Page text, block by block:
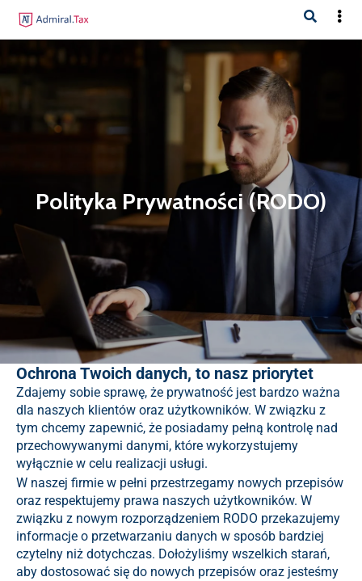
Polityka Prywatności (RODO)
Ochrona Twoich danych, to nasz priorytet
Zdajemy sobie sprawę, że prywatność jest bardzo ważna
dla naszych klientów oraz użytkowników. W związku z
tym chcemy zapewnić, że posiadamy pełną kontrolę nad
przechowywanymi danymi, które wykorzystujemy
wyłącznie w celu realizacji usługi.
W naszej firmie w pełni przestrzegamy nowych przepisów
oraz respektujemy prawa naszych użytkowników. W
związku z nowym rozporządzeniem RODO przekazujemy
informacje o przetwarzaniu danych w sposób bardziej
czytelny niż dotychczas. Dołożyliśmy wszelkich starań,
aby dostosować się do nowych przepisów oraz jesteśmy